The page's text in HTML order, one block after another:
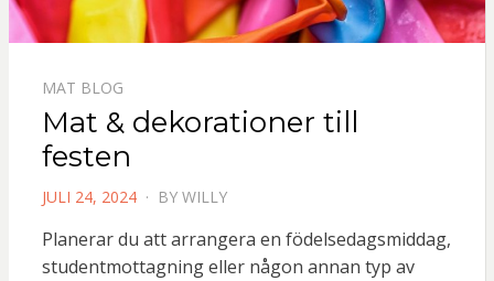
MAT BLOG
Mat & dekorationer till
festen
POSTED
JULI 24, 2024 BY WILLY
Planerar du att arrangera en födelsedagsmiddag,
studentmottagning eller någon annan typ av